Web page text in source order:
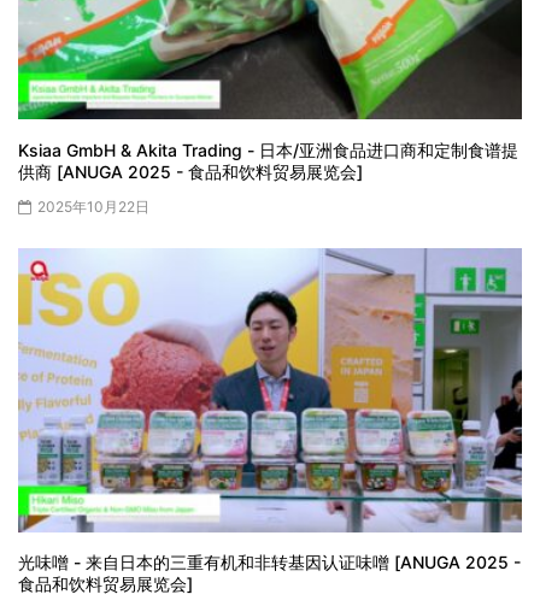
Ksiaa GmbH & Akita Trading - 日本/亚洲食品进口商和定制食谱提
供商 [ANUGA 2025 - 食品和饮料贸易展览会]
2025年10月22日
光味噌 - 来自日本的三重有机和非转基因认证味噌 [ANUGA 2025 -
食品和饮料贸易展览会]